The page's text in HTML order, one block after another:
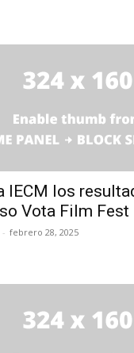
IECM los
Vota Film Fest
- febrero 28, 2025